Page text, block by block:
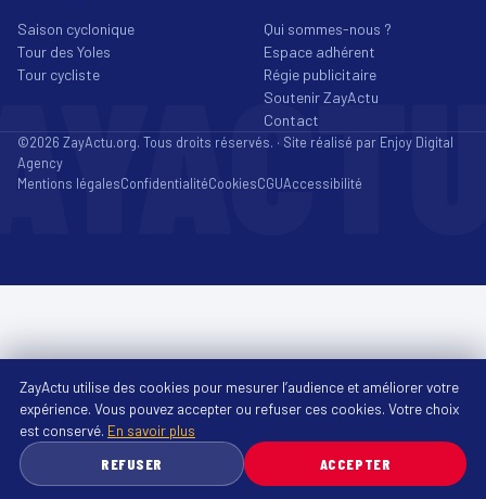
Saison cyclonique
Tour des Yoles
Tour cycliste
Qui sommes-nous ?
Espace adhérent
Régie publicitaire
Soutenir ZayActu
Contact
©2026 ZayActu.org. Tous droits réservés. · Site réalisé par Enjoy Digital
Agency
Mentions légalesConfidentialitéCookiesCGUAccessibilité
ZayActu utilise des cookies pour mesurer l’audience et améliorer votre
expérience. Vous pouvez accepter ou refuser ces cookies. Votre choix
est conservé. En savoir plus
REFUSER
ACCEPTER